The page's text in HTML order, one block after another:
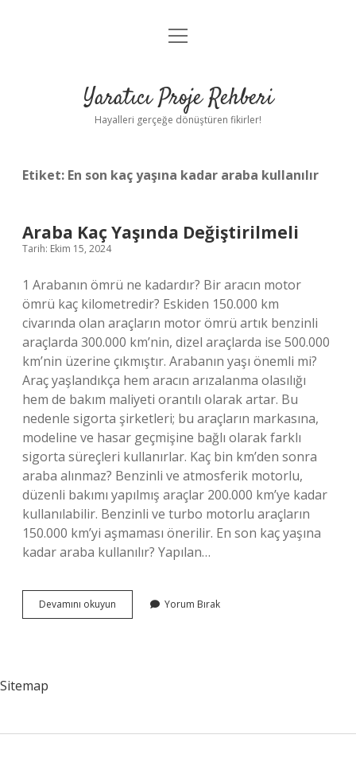
Anasayfa
Yasal Uyarı
menüyü
Yaratıcı Proje Rehberi
Hayalleri gerçeğe dönüştüren fikirler!
Etiket: En son kaç yaşına kadar araba kullanılır
Araba Kaç Yaşında Değiştirilmeli
Tarih: Ekim 15, 2024
1 Arabanın ömrü ne kadardır? Bir aracın motor
ömrü kaç kilometredir? Eskiden 150.000 km
civarında olan araçların motor ömrü artık benzinli
araçlarda 300.000 km’nin, dizel araçlarda ise 500.000
km’nin üzerine çıkmıştır. Arabanın yaşı önemli mi?
Araç yaşlandıkça hem aracın arızalanma olasılığı
hem de bakım maliyeti orantılı olarak artar. Bu
nedenle sigorta şirketleri; bu araçların markasına,
modeline ve hasar geçmişine bağlı olarak farklı
sigorta süreçleri kullanırlar. Kaç bin km’den sonra
araba alınmaz? Benzinli ve atmosferik motorlu,
düzenli bakımı yapılmış araçlar 200.000 km’ye kadar
kullanılabilir. Benzinli ve turbo motorlu araçların
150.000 km’yi aşmaması önerilir. En son kaç yaşına
kadar araba kullanılır? Yapılan…
Devamını okuyun
Kaç
Yorum Bırak
Sitemap